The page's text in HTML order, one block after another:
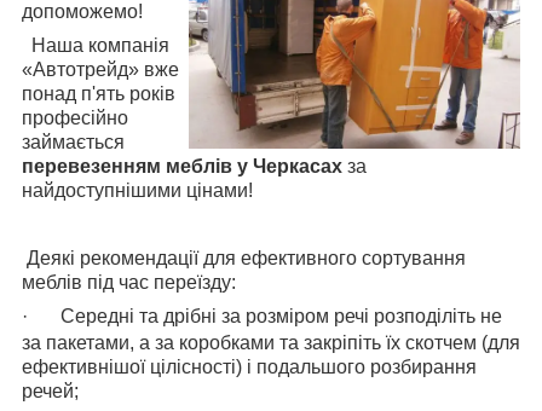
допоможемо!
Наша компанія
«Автотрейд» вже
понад п'ять років
професійно
займається
перевезенням меблів у Черкасах за
найдоступнішими цінами!
Деякі рекомендації для ефективного сортування
меблів під час переїзду:
·
Середні та дрібні за розміром речі розподіліть не
за пакетами, а за коробками та закріпіть їх скотчем (для
ефективнішої цілісності) і подальшого розбирання
речей;